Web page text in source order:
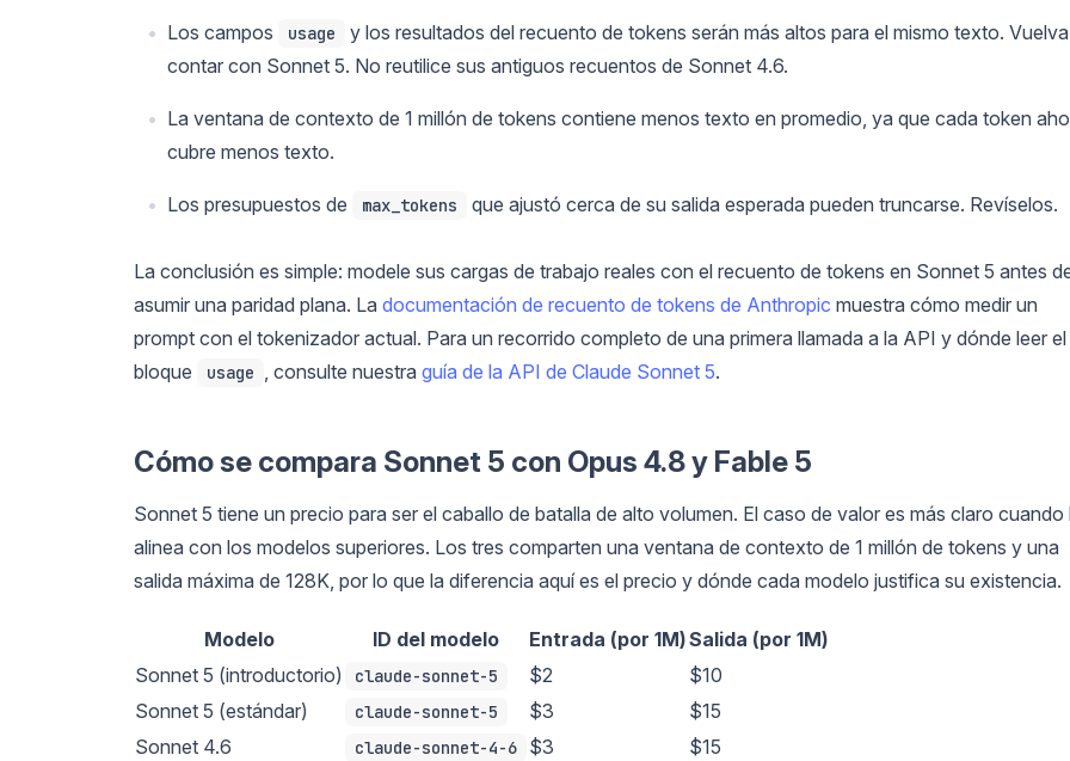
Los campos usage
y los resultados del recuento de tokens serán más altos para el mismo texto.
contar con Sonnet 5. No reutilice sus antiguos recuentos de Sonnet 4.6.
La ventana de contexto de 1 millón de tokens contiene menos texto en promedio, ya que cada token
cubre menos texto.
Los presupuestos de max_tokens que ajustó cerca de su salida esperada pueden truncarse. Revíselos.
La conclusión es simple: modele sus cargas de trabajo reales con el recuento de tokens en Sonnet 5 antes
asumir una paridad plana. La documentación de recuento de tokens de Anthropic muestra cómo medir un
prompt con el tokenizador actual. Para un recorrido completo de una primera llamada a la API y dónde leer el
bloque
usage , consulte nuestra guía de la API de Claude Sonnet 5.
Cómo se compara Sonnet 5 con Opus 4.8 y Fable 5
Sonnet 5 tiene un precio para ser el caballo de batalla de alto volumen. El caso de valor es más claro cuando
alinea con los modelos superiores. Los tres comparten una ventana de contexto de 1 millón de tokens y una
salida máxima de 128K, por lo que la diferencia aquí es el precio y dónde cada modelo justifica su existencia.
Modelo ID del modelo Entrada (por 1M)Salida (por 1M)
Sonnet 5 (introductorio)
claude-sonnet-5 $2
$10
Sonnet 5 (estándar)
claude-sonnet-5 $3
$15
Sonnet 4.6
claude-sonnet-4-6 $3 $15